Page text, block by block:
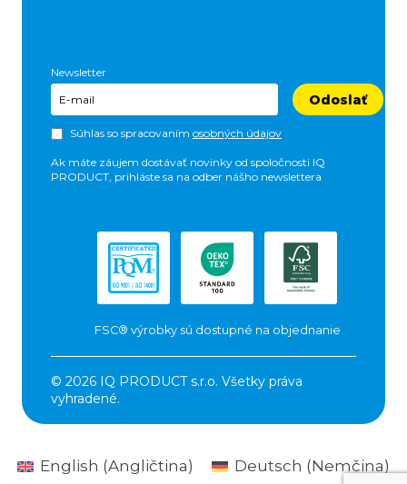
Newsletter
Odoslať
Súhlas so spracovaním osobných údajov
Ak máte záujem dostávať novinky od spoločnosti IQ
PRODUCT, prihláste sa na odber nášho newslettera
FSC® výrobky sú dostupné na objednanie
© 2026 IQ PRODUCT s.r.o. Všetky práva
vyhradené.
English (Angličtina) Deutsch (Nemčina)